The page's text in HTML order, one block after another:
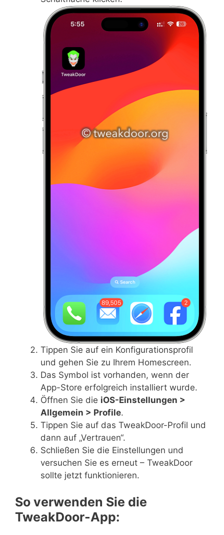
Tippen Sie auf ein Konfigurationsprofil
und gehen Sie zu Ihrem Homescreen.
Das Symbol ist vorhanden, wenn der
App-Store erfolgreich installiert wurde.
Öffnen Sie die iOS-Einstellungen >
Allgemein > Profile.
Tippen Sie auf das TweakDoor-Profil und
dann auf „Vertrauen“.
Schließen Sie die Einstellungen und
versuchen Sie es erneut – TweakDoor
sollte jetzt funktionieren.
So verwenden Sie die
TweakDoor-App: